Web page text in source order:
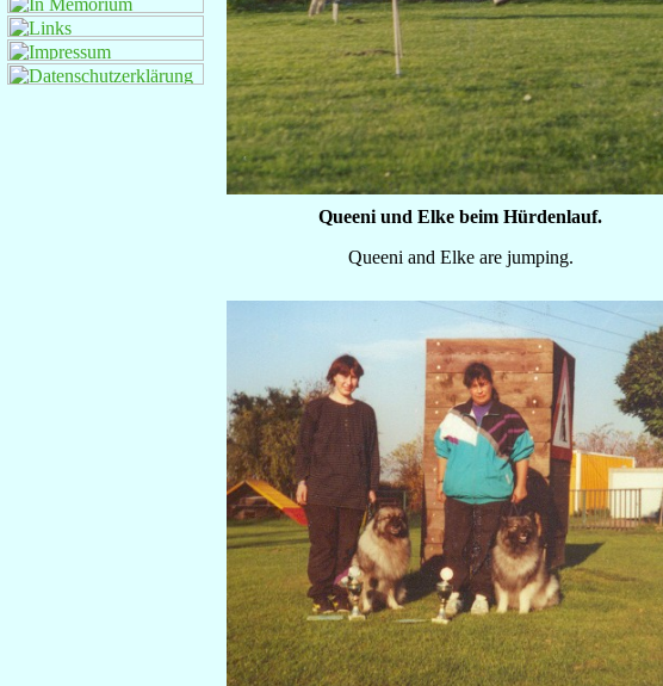
Queeni und Elke beim Hürdenlauf.
Queeni and Elke are jumping.